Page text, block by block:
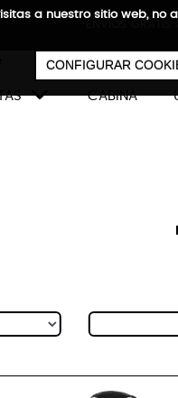
a nuestro sitio web,
CONFIGURAR
ENVÍOS GRATIS
 CABINA